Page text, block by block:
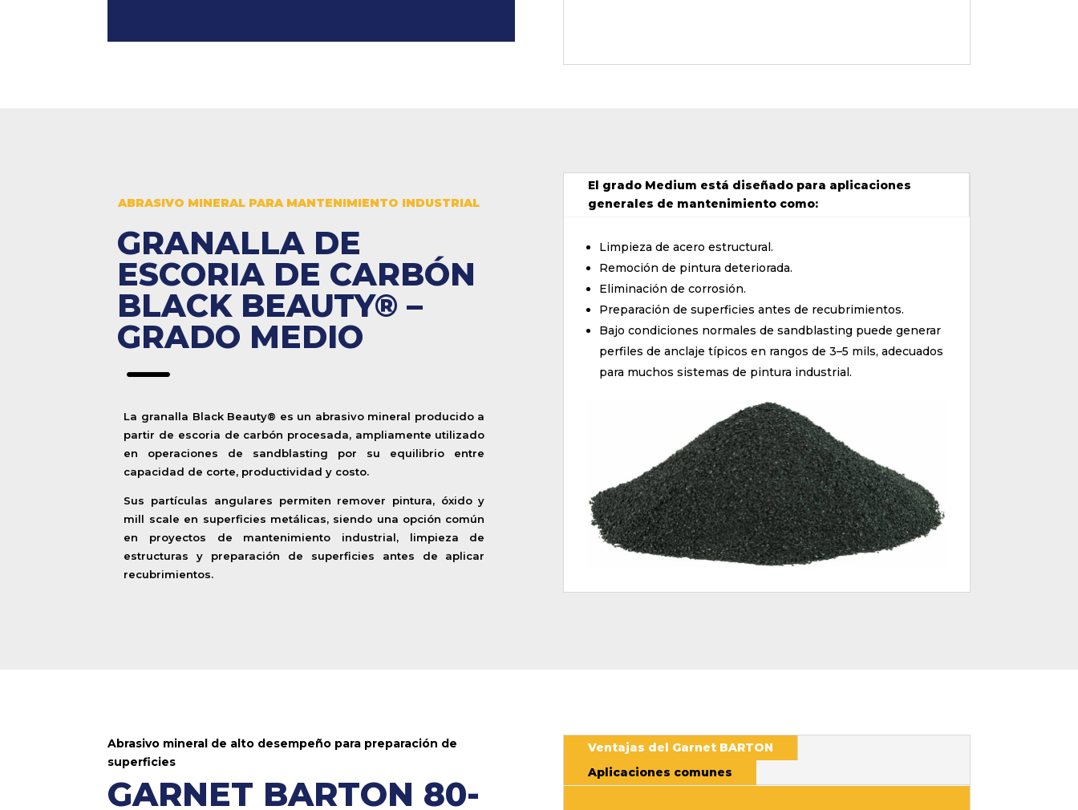
ABRASIVO MINERAL PARA MANTENIMIENTO INDUSTRIAL
GRANALLA DE
ESCORIA DE CARBÓN
BLACK BEAUTY® –
GRADO MEDIO
K
La granalla Black Beauty® es un abrasivo mineral producido a
partir de escoria de carbón procesada, ampliamente utilizado
en operaciones de sandblasting por su equilibrio entre
capacidad de corte, productividad y costo.
Sus partículas angulares permiten remover pintura, óxido y
mill scale en superficies metálicas, siendo una opción común
en proyectos de mantenimiento industrial, limpieza de
estructuras y preparación de superficies antes de aplicar
recubrimientos.
El grado Medium está diseñado para aplicaciones
generales de mantenimiento como:
Limpieza de acero estructural.
Remoción de pintura deteriorada.
Eliminación de corrosión.
Preparación de superficies antes de recubrimientos.
Bajo condiciones normales de sandblasting puede generar
perfiles de anclaje típicos en rangos de 3–5 mils, adecuados
para muchos sistemas de pintura industrial.
Abrasivo mineral de alto desempeño para preparación de
superficies
GARNET BARTON 80-
Ventajas del Garnet BARTON
Aplicaciones comunes